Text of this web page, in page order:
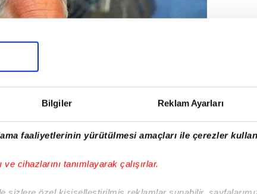
Bilgiler Reklam Ayarları
faaliyetlerinin yürütülmesi amaçları ile çerezler
cihazlarını tanımlayarak çalışırlar.